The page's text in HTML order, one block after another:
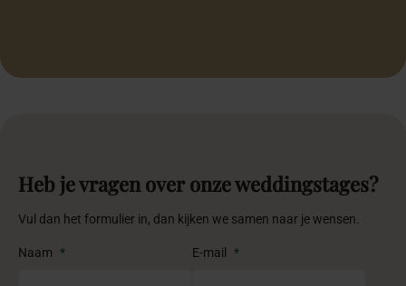
Heb je vragen over onze weddingstages?
Vul dan het formulier in, dan kijken we samen naar je wensen.
Naam * E-mail *